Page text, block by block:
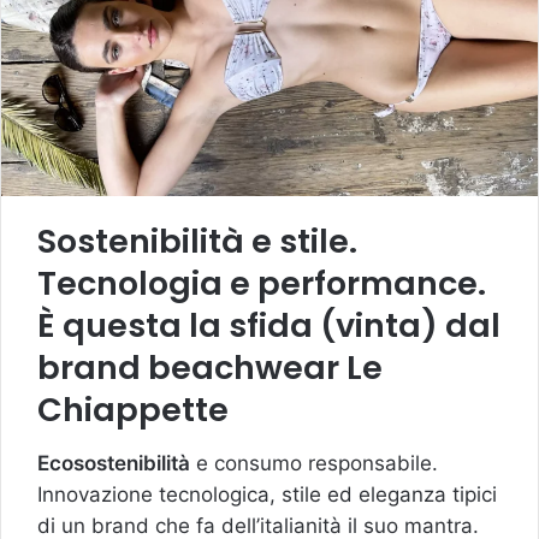
Sostenibilità e stile.
Tecnologia e performance.
È questa la sfida (vinta) dal
brand beachwear Le
Chiappette
Ecosostenibilità e consumo responsabile.
Innovazione tecnologica, stile ed eleganza tipici
di un brand che fa dell’italianità il suo mantra.